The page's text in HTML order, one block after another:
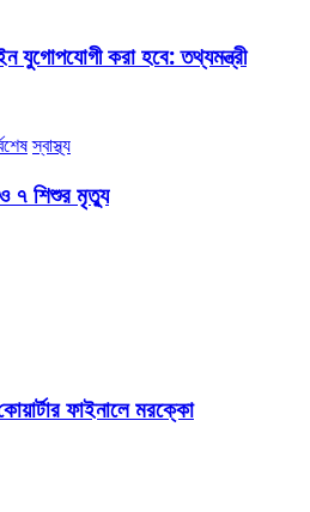
যুগোপযোগী করা হবে: তথ্যমন্ত্রী
স্বাস্থ্য
৭ শিশুর মৃত্যু
ফাইনালে মরক্কো